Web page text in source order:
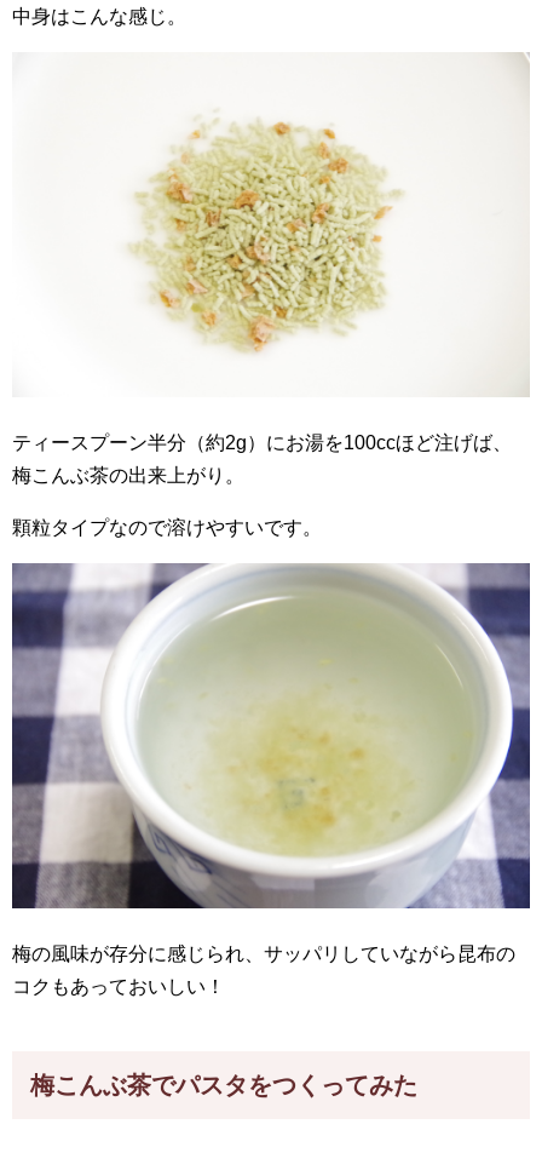
中身はこんな感じ。
ティースプーン半分（約2g）にお湯を100ccほど注げば、
梅こんぶ茶の出来上がり。
顆粒タイプなので溶けやすいです。
梅の風味が存分に感じられ、サッパリしていながら昆布の
コクもあっておいしい！
梅こんぶ茶でパスタをつくってみた